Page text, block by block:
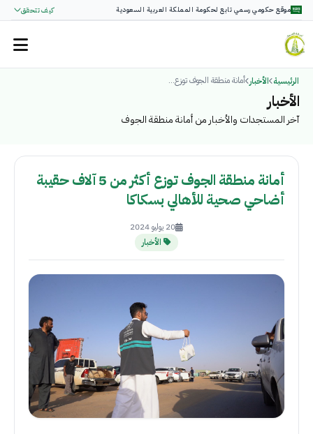
موقع حكومي رسمي تابع لحكومة المملكة العربية السعودية كيف تتحقق
الرئيسية الأخبار أمانة منطقة الجوف توزع...
الأخبار
آخر المستجدات والأخبار من أمانة منطقة الجوف
أمانة منطقة الجوف توزع أكثر من 5 آلاف حقيبة
أضاحي صحية للأهالي بسكاكا
20 يوليو 2024
الأخبار